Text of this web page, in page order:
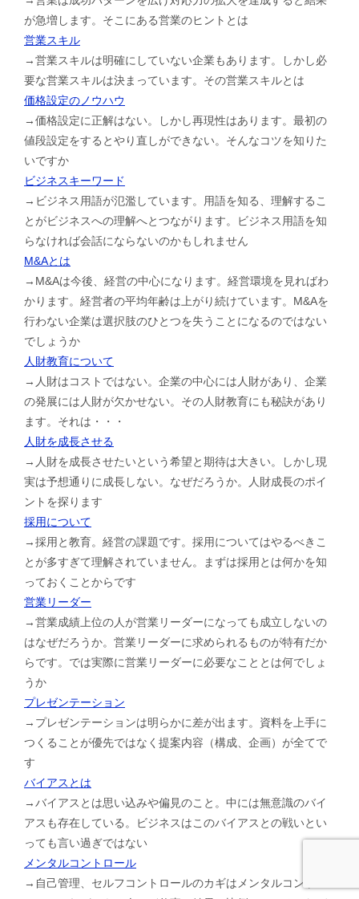
が急増します。そこにある営業のヒントとは
営業スキル
→営業スキルは明確にしていない企業もあります。しかし必
要な営業スキルは決まっています。その営業スキルとは
価格設定のノウハウ
→価格設定に正解はない。しかし再現性はあります。最初の
値段設定をするとやり直しができない。そんなコツを知りた
いですか
ビジネスキーワード
→ビジネス用語が氾濫しています。用語を知る、理解するこ
とがビジネスへの理解へとつながります。ビジネス用語を知
らなければ会話にならないのかもしれません
M&Aとは
→M&Aは今後、経営の中心になります。経営環境を見ればわ
かります。経営者の平均年齢は上がり続けています。M&Aを
行わない企業は選択肢のひとつを失うことになるのではない
でしょうか
人財教育について
→人財はコストではない。企業の中心には人財があり、企業
の発展には人財が欠かせない。その人財教育にも秘訣があり
ます。それは・・・
人財を成長させる
→人財を成長させたいという希望と期待は大きい。しかし現
実は予想通りに成長しない。なぜだろうか。人財成長のポイ
ントを探ります
採用について
→採用と教育。経営の課題です。採用についてはやるべきこ
とが多すぎて理解されていません。まずは採用とは何かを知
っておくことからです
営業リーダー
→営業成績上位の人が営業リーダーになっても成立しないの
はなぜだろうか。営業リーダーに求められるものが特有だか
らです。では実際に営業リーダーに必要なこととは何でしょ
うか
プレゼンテーション
→プレゼンテーションは明らかに差が出ます。資料を上手に
つくることが優先ではなく提案内容（構成、企画）が全てで
す
バイアスとは
→バイアスとは思い込みや偏見のこと。中には無意識のバイ
アスも存在している。ビジネスはこのバイアスとの戦いとい
っても言い過ぎではない
メンタルコントロール
→自己管理、セルフコントロールのカギはメンタルコントロ